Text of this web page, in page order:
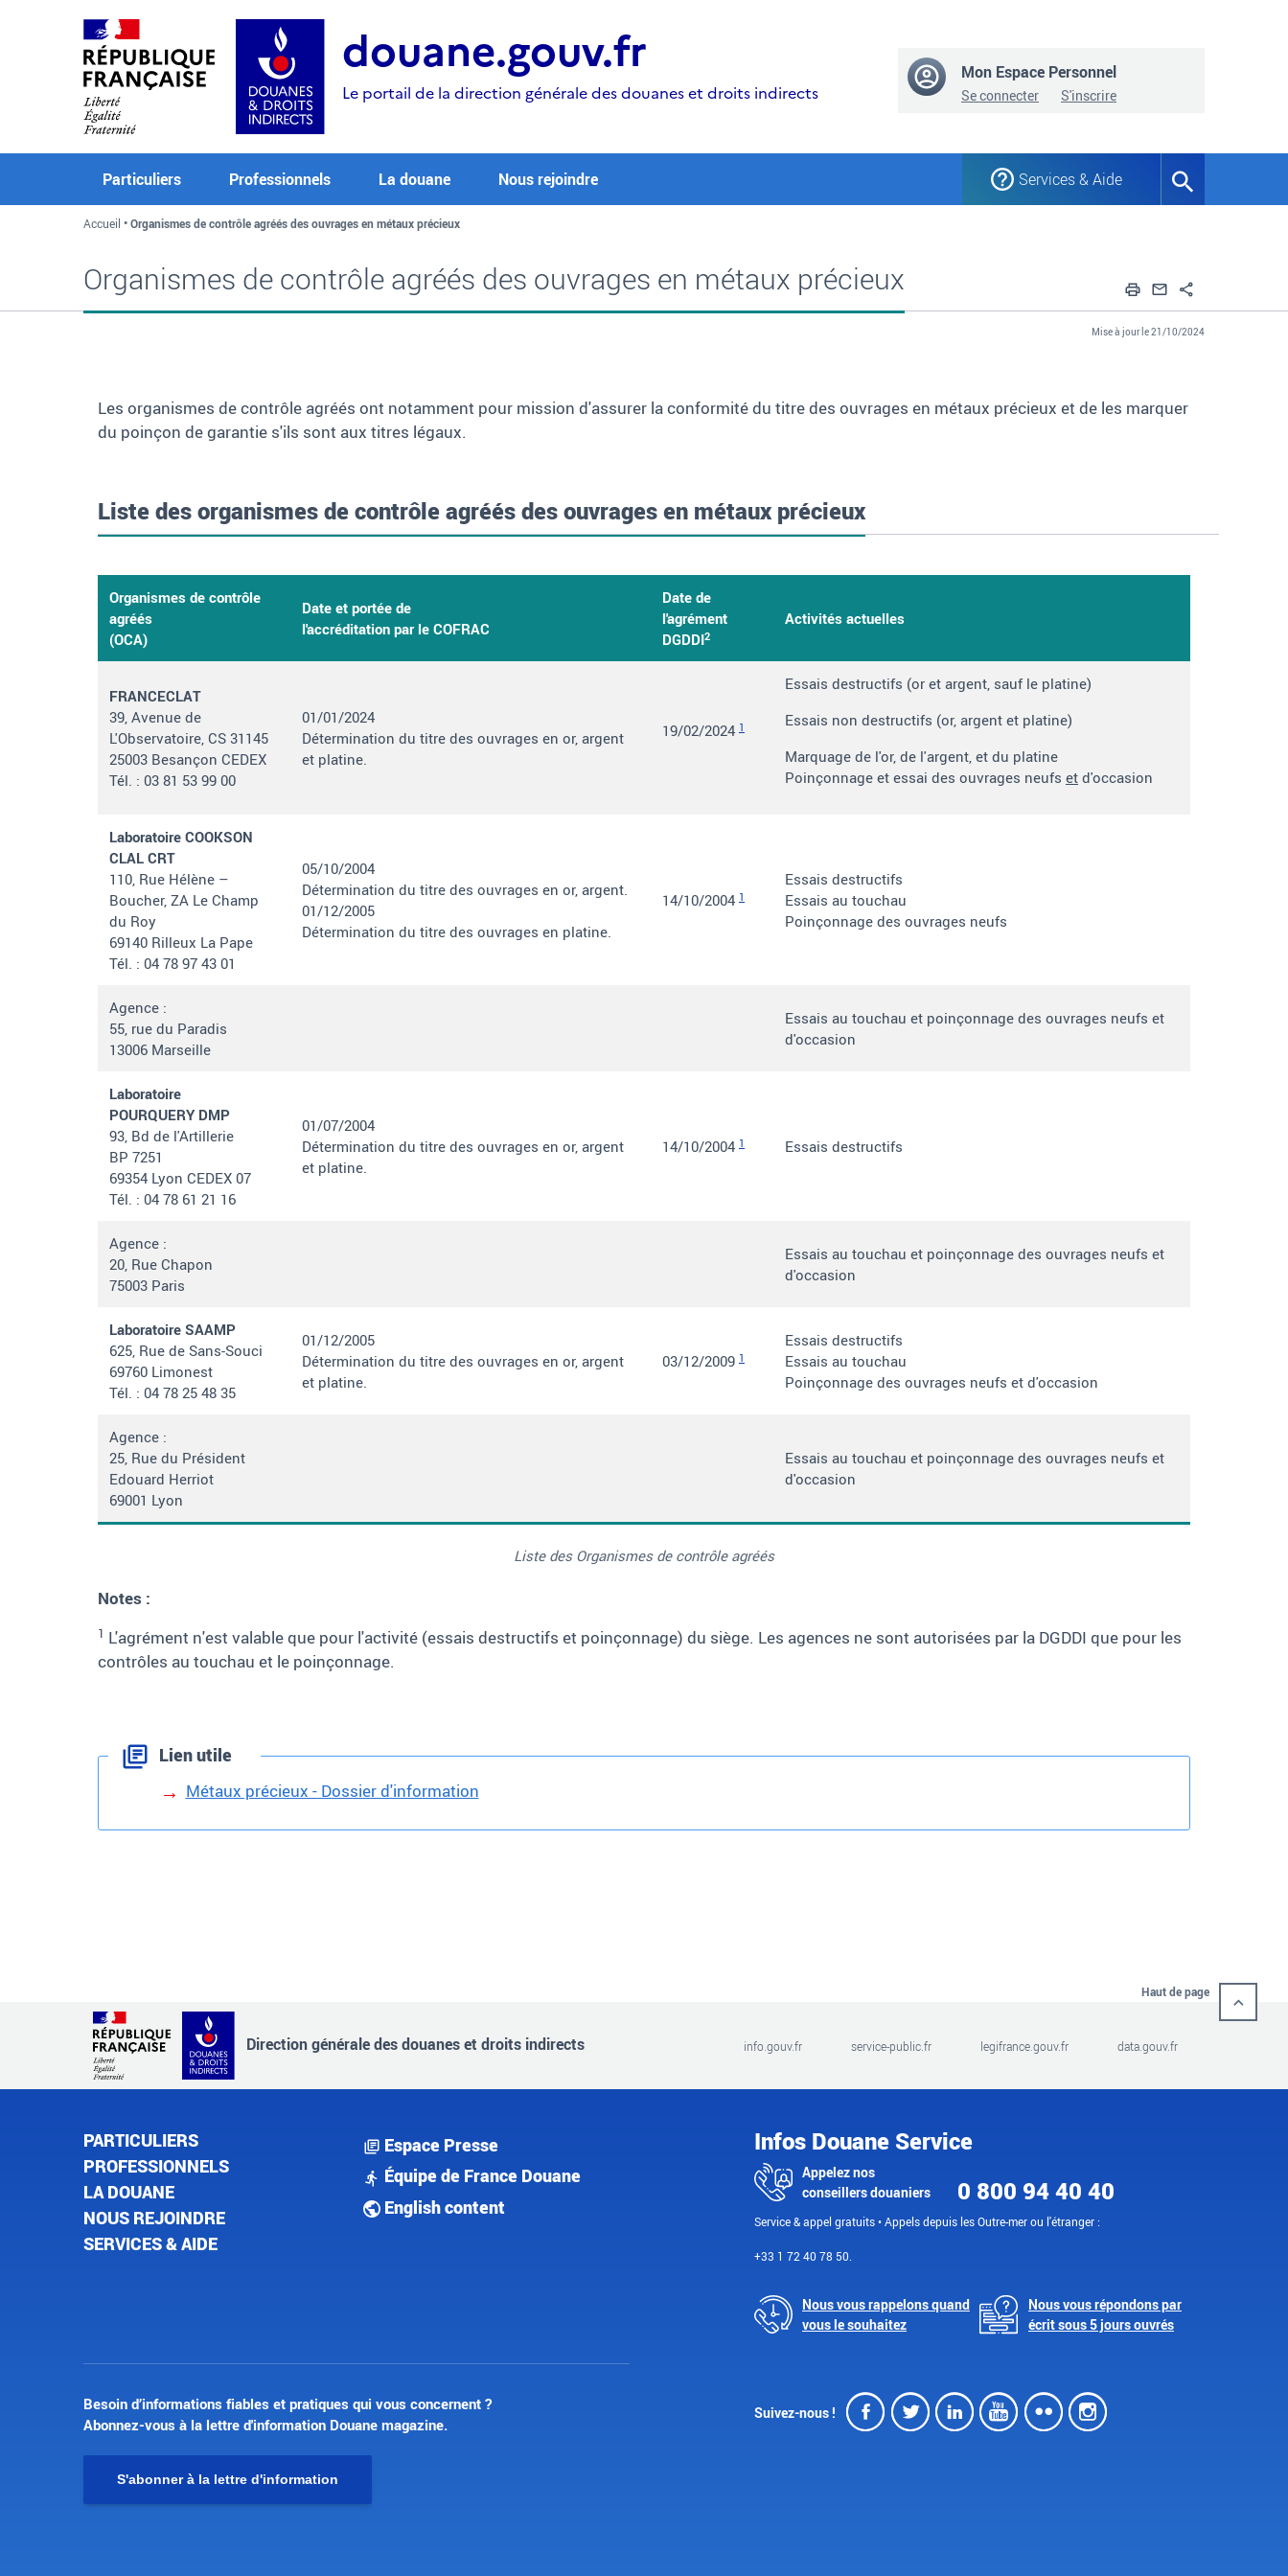
douane.gouv.fr
Le portail de la direction générale des douanes et droits indirects
Mon Espace Personnel
Se connecter S'inscrire
Particuliers Professionnels La douane Nous rejoindre Services & Aide
Formulaire
Accueil Organismes de contrôle agréés des ouvrages en métaux précieux
Organismes de contrôle agréés des ouvrages en métaux précieux ImprimerEnvoyer par
Mise à jour le 21/10/2024
Les organismes de contrôle agréés ont notamment pour mission d'assurer la conformité du titre des ouvrages en métaux précieux et de les marquer
du poinçon de garantie s'ils sont aux titres légaux.
Liste des organismes de contrôle agréés des ouvrages en métaux précieux
Liste des Organismes de contrôle agréés
Organismes de contrôle
agréés
(OCA)
Date et portée de
l'accréditation par le COFRAC
Date de
l'agrément
DGDDI2
Activités actuelles
FRANCECLAT
39, Avenue de
L'Observatoire, CS 31145
25003 Besançon CEDEX
Tél. : 03 81 53 99 00
01/01/2024
Détermination du titre des ouvrages en or, argent
et platine.
19/02/2024 1
Essais destructifs (or et argent, sauf le platine)
Essais non destructifs (or, argent et platine)
Marquage de l'or, de l'argent, et du platine
Poinçonnage et essai des ouvrages neufs et d'occasion
Laboratoire COOKSON
CLAL CRT
110, Rue Hélène –
Boucher, ZA Le Champ
du Roy
69140 Rilleux La Pape
Tél. : 04 78 97 43 01
05/10/2004
Détermination du titre des ouvrages en or, argent.
01/12/2005
Détermination du titre des ouvrages en platine.
14/10/2004 1
Essais destructifs
Essais au touchau
Poinçonnage des ouvrages neufs
Agence :
55, rue du Paradis
13006 Marseille
Essais au touchau et poinçonnage des ouvrages neufs et
d'occasion
Laboratoire
POURQUERY DMP
93, Bd de l'Artillerie
BP 7251
69354 Lyon CEDEX 07
Tél. : 04 78 61 21 16
01/07/2004
Détermination du titre des ouvrages en or, argent
et platine.
14/10/2004 1 Essais destructifs
Agence :
20, Rue Chapon
75003 Paris
Essais au touchau et poinçonnage des ouvrages neufs et
d'occasion
Laboratoire SAAMP
625, Rue de Sans-Souci
69760 Limonest
Tél. : 04 78 25 48 35
01/12/2005
Détermination du titre des ouvrages en or, argent
et platine.
03/12/2009 1
Essais destructifs
Essais au touchau
Poinçonnage des ouvrages neufs et d'occasion
Agence :
25, Rue du Président
Edouard Herriot
69001 Lyon
Essais au touchau et poinçonnage des ouvrages neufs et
d'occasion
Notes :
1 L'agrément n'est valable que pour l'activité (essais destructifs et poinçonnage) du siège. Les agences ne sont autorisées par la DGDDI que pour les
contrôles au touchau et le poinçonnage.
Lien utile
Métaux précieux - Dossier d'information
Haut de page
Direction générale des douanes et droits indirects info.gouv.fr service-public.fr legifrance.gouv.fr data.gouv.fr
PARTICULIERS
PROFESSIONNELS
LA DOUANE
NOUS REJOINDRE
SERVICES & AIDE
Espace Presse
Équipe de France Douane
English content
Infos Douane Service
Appelez nos
conseillers douaniers
0 800 94 40 40
Service & appel gratuits • Appels depuis les Outre-mer ou l'étranger :
+33 1 72 40 78 50.
Nous vous rappelons quand
vous le souhaitez
Nous vous répondons par
écrit sous 5 jours ouvrés
Besoin d’informations fiables et pratiques qui vous concernent ?
Abonnez-vous à la lettre d'information Douane magazine.
S'abonner à la lettre d'information
Suivez-nous ! Facebook
Twitter
LinkedIn
Youtube
FlickrInstagram